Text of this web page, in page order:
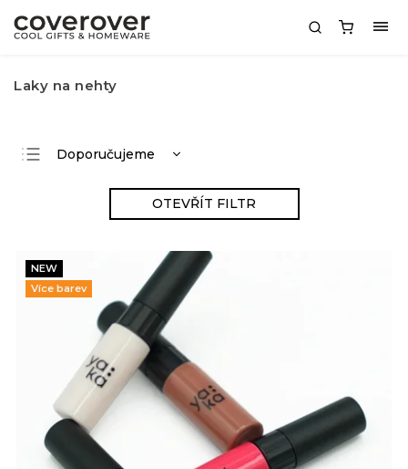
Laky na nehty
Doporučujeme
Abecedně
OTEVŘÍT FILTR
NEW
Více barev